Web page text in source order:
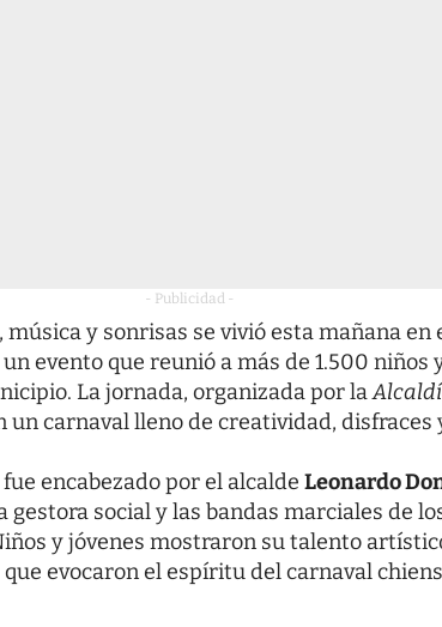
- Publicidad -
y sonrisas se vivió esta mañana en
un evento que reunió a más de 1.500
La jornada, organizada por la
un carnaval lleno de creatividad, disfraces
encabezado por el alcalde Leonardo
gestora social y las bandas marciales de
y jóvenes mostraron su talento
evocaron el espíritu del carnaval